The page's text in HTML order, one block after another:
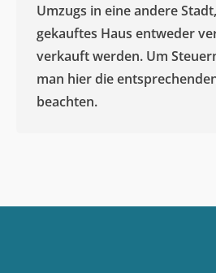
Umzugs in eine andere
gekauftes Haus entweder
verkauft werden. Um
man hier die
beachten.